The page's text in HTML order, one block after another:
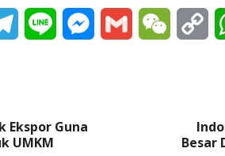
Telegram
Line Messenger
Gmail WeChat
Ekspor Guna
UMKM
Besar